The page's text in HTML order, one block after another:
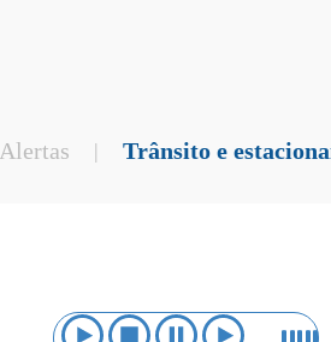
Alertas | Trânsito e